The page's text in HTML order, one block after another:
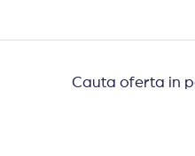
Cauta oferta in